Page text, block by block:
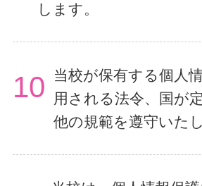
します。
10
当校が保有する個人
用される法令、国が
他の規範を遵守いた